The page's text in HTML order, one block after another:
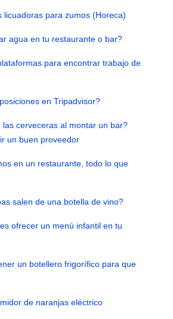
licuadoras para zumos (Horeca)
agua en tu restaurante o bar?
para encontrar trabajo de
en Tripadvisor?
las cerveceras al montar un bar?
un buen proveedor
en un restaurante, todo lo que
salen de una botella de vino?
ofrecer un menú infantil en tu
un botellero frigorífico para que
de naranjas eléctrico